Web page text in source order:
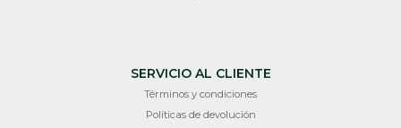
SERVICIO AL CLIENTE
Términos y condiciones
Políticas de devolución